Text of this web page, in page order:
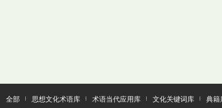
全部 思想文化术语库 术语当代应用库 文化关键词库
典籍